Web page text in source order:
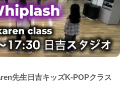
先生日吉キッズK-POPクラス